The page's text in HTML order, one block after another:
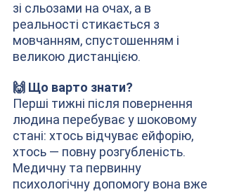
зі сльозами на очах, а в
реальності стикається з
мовчанням, спустошенням і
великою дистанцією.
🙌 Що варто знати?
Перші тижні після повернення
людина перебуває у шоковому
стані: хтось відчуває ейфорію,
хтось — повну розгубленість.
Медичну та первинну
психологічну допомогу вона вже